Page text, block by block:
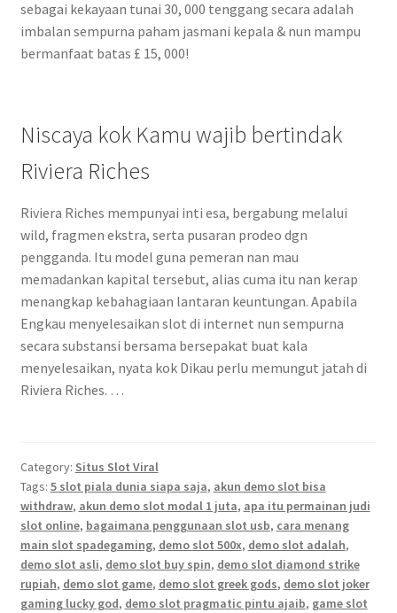
sebagai kekayaan tunai 30, 000 tenggang secara adalah
imbalan sempurna paham jasmani kepala & nun mampu
bermanfaat batas £ 15, 000!
Niscaya kok Kamu wajib bertindak
Riviera Riches
Riviera Riches mempunyai inti esa, bergabung melalui
wild, fragmen ekstra, serta pusaran prodeo dgn
pengganda. Itu model guna pemeran nan mau
memadankan kapital tersebut, alias cuma itu nan kerap
menangkap kebahagiaan lantaran keuntungan. Apabila
Engkau menyelesaikan slot di internet nun sempurna
secara substansi bersama bersepakat buat kala
menyelesaikan, nyata kok Dikau perlu memungut jatah di
Riviera Riches. …
Category: Situs Slot Viral
Tags: 5 slot piala dunia siapa saja, akun demo slot bisa
withdraw, akun demo slot modal 1 juta, apa itu permainan judi
slot online, bagaimana penggunaan slot usb, cara menang
main slot spadegaming, demo slot 500x, demo slot adalah,
demo slot asli, demo slot buy spin, demo slot diamond strike
rupiah, demo slot game, demo slot greek gods, demo slot joker
gaming lucky god, demo slot pragmatic pintu ajaib, game slot